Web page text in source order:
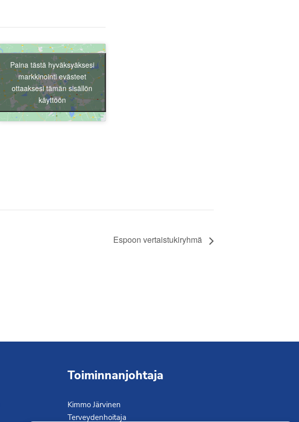
Paina tästä hyväksyäksesi
markkinointi evästeet
ottaaksesi tämän sisällön
käyttöön
Espoon vertaistukiryhmä
Toiminnanjohtaja
Kimmo Järvinen
Terveydenhoitaja